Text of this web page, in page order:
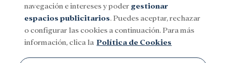
navegación e intereses y poder gestionar
espacios publicitarios. Puedes aceptar, rechazar
o configurar las cookies a continuación. Para más
información, clica la Política de Cookies